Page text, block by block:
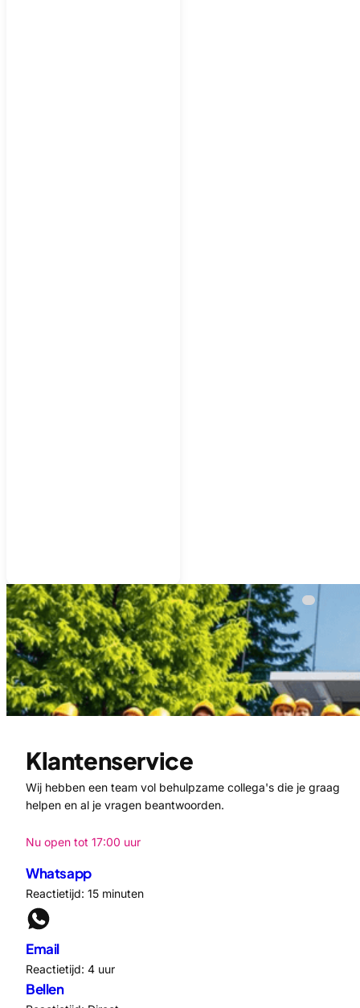
Klantenservice
Wij hebben een team vol behulpzame collega's die je graag
helpen en al je vragen beantwoorden.
Nu open tot 17:00 uur
Whatsapp
Reactietijd: 15 minuten
Email
Reactietijd: 4 uur
Bellen